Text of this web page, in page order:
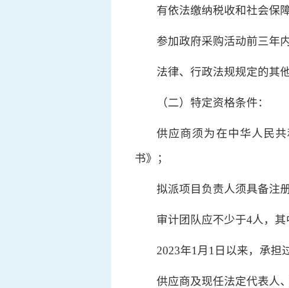
有依法缴纳税收和社会保
参加政府采购活动前三年
法律、行政法规规定的其
（二）特定资格条件：
供应商须为在中华人民
书》；
拟派项目负责人须具备注
审计团队应不少于4人，其
2023年1月1日以来，承担
供应商及现任法定代表人